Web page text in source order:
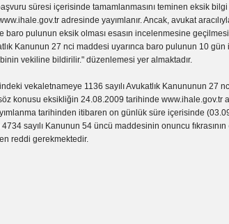
süresi içerisinde tamamlanmasını teminen eksik
adresinde yayımlanır. Ancak, avukat
baro pulunun eksik olması esasın incelenmesine
Kanunun 27 nci maddesi uyarınca baro pulunun 10
vekiline bildirilir." düzenlemesi yer almaktadır.
vekaletnameye 1136 sayılı Avukatlık Kanununun 27
söz konusu eksikliğin 24.08.2009 tarihinde www.ihale.gov.tr
tarihinden itibaren on günlük süre içerisinde
sayılı Kanunun 54 üncü maddesinin onuncu
reddi gerekmektedir.